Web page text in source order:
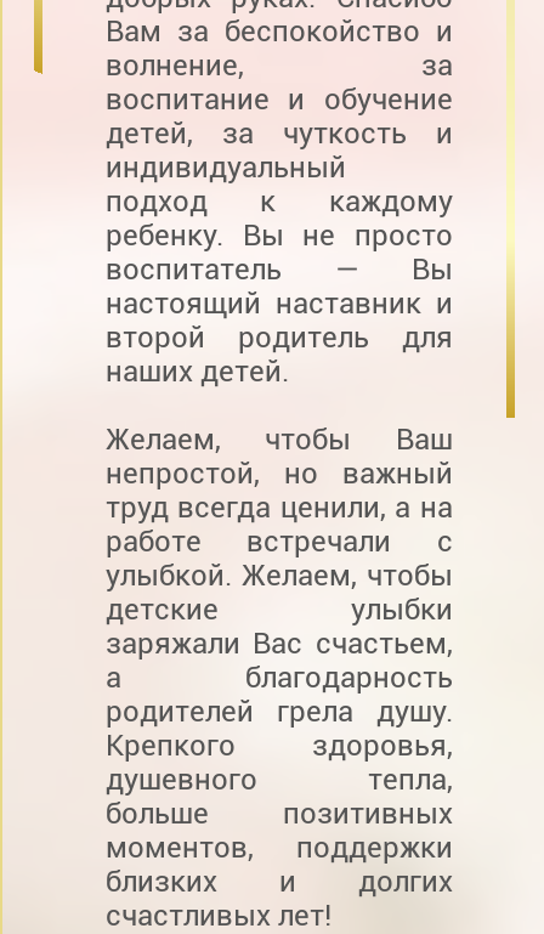
Вам за беспокойство и
волнение, за
воспитание и обучение
детей, за чуткость и
индивидуальный
подход к каждому
ребенку. Вы не просто
воспитатель — Вы
настоящий наставник и
второй родитель для
наших детей.
Желаем, чтобы Ваш
непростой, но важный
труд всегда ценили, а на
работе встречали с
улыбкой. Желаем, чтобы
детские улыбки
заряжали Вас счастьем,
а благодарность
родителей грела душу.
Крепкого здоровья,
душевного тепла,
больше позитивных
моментов, поддержки
близких и долгих
счастливых лет!